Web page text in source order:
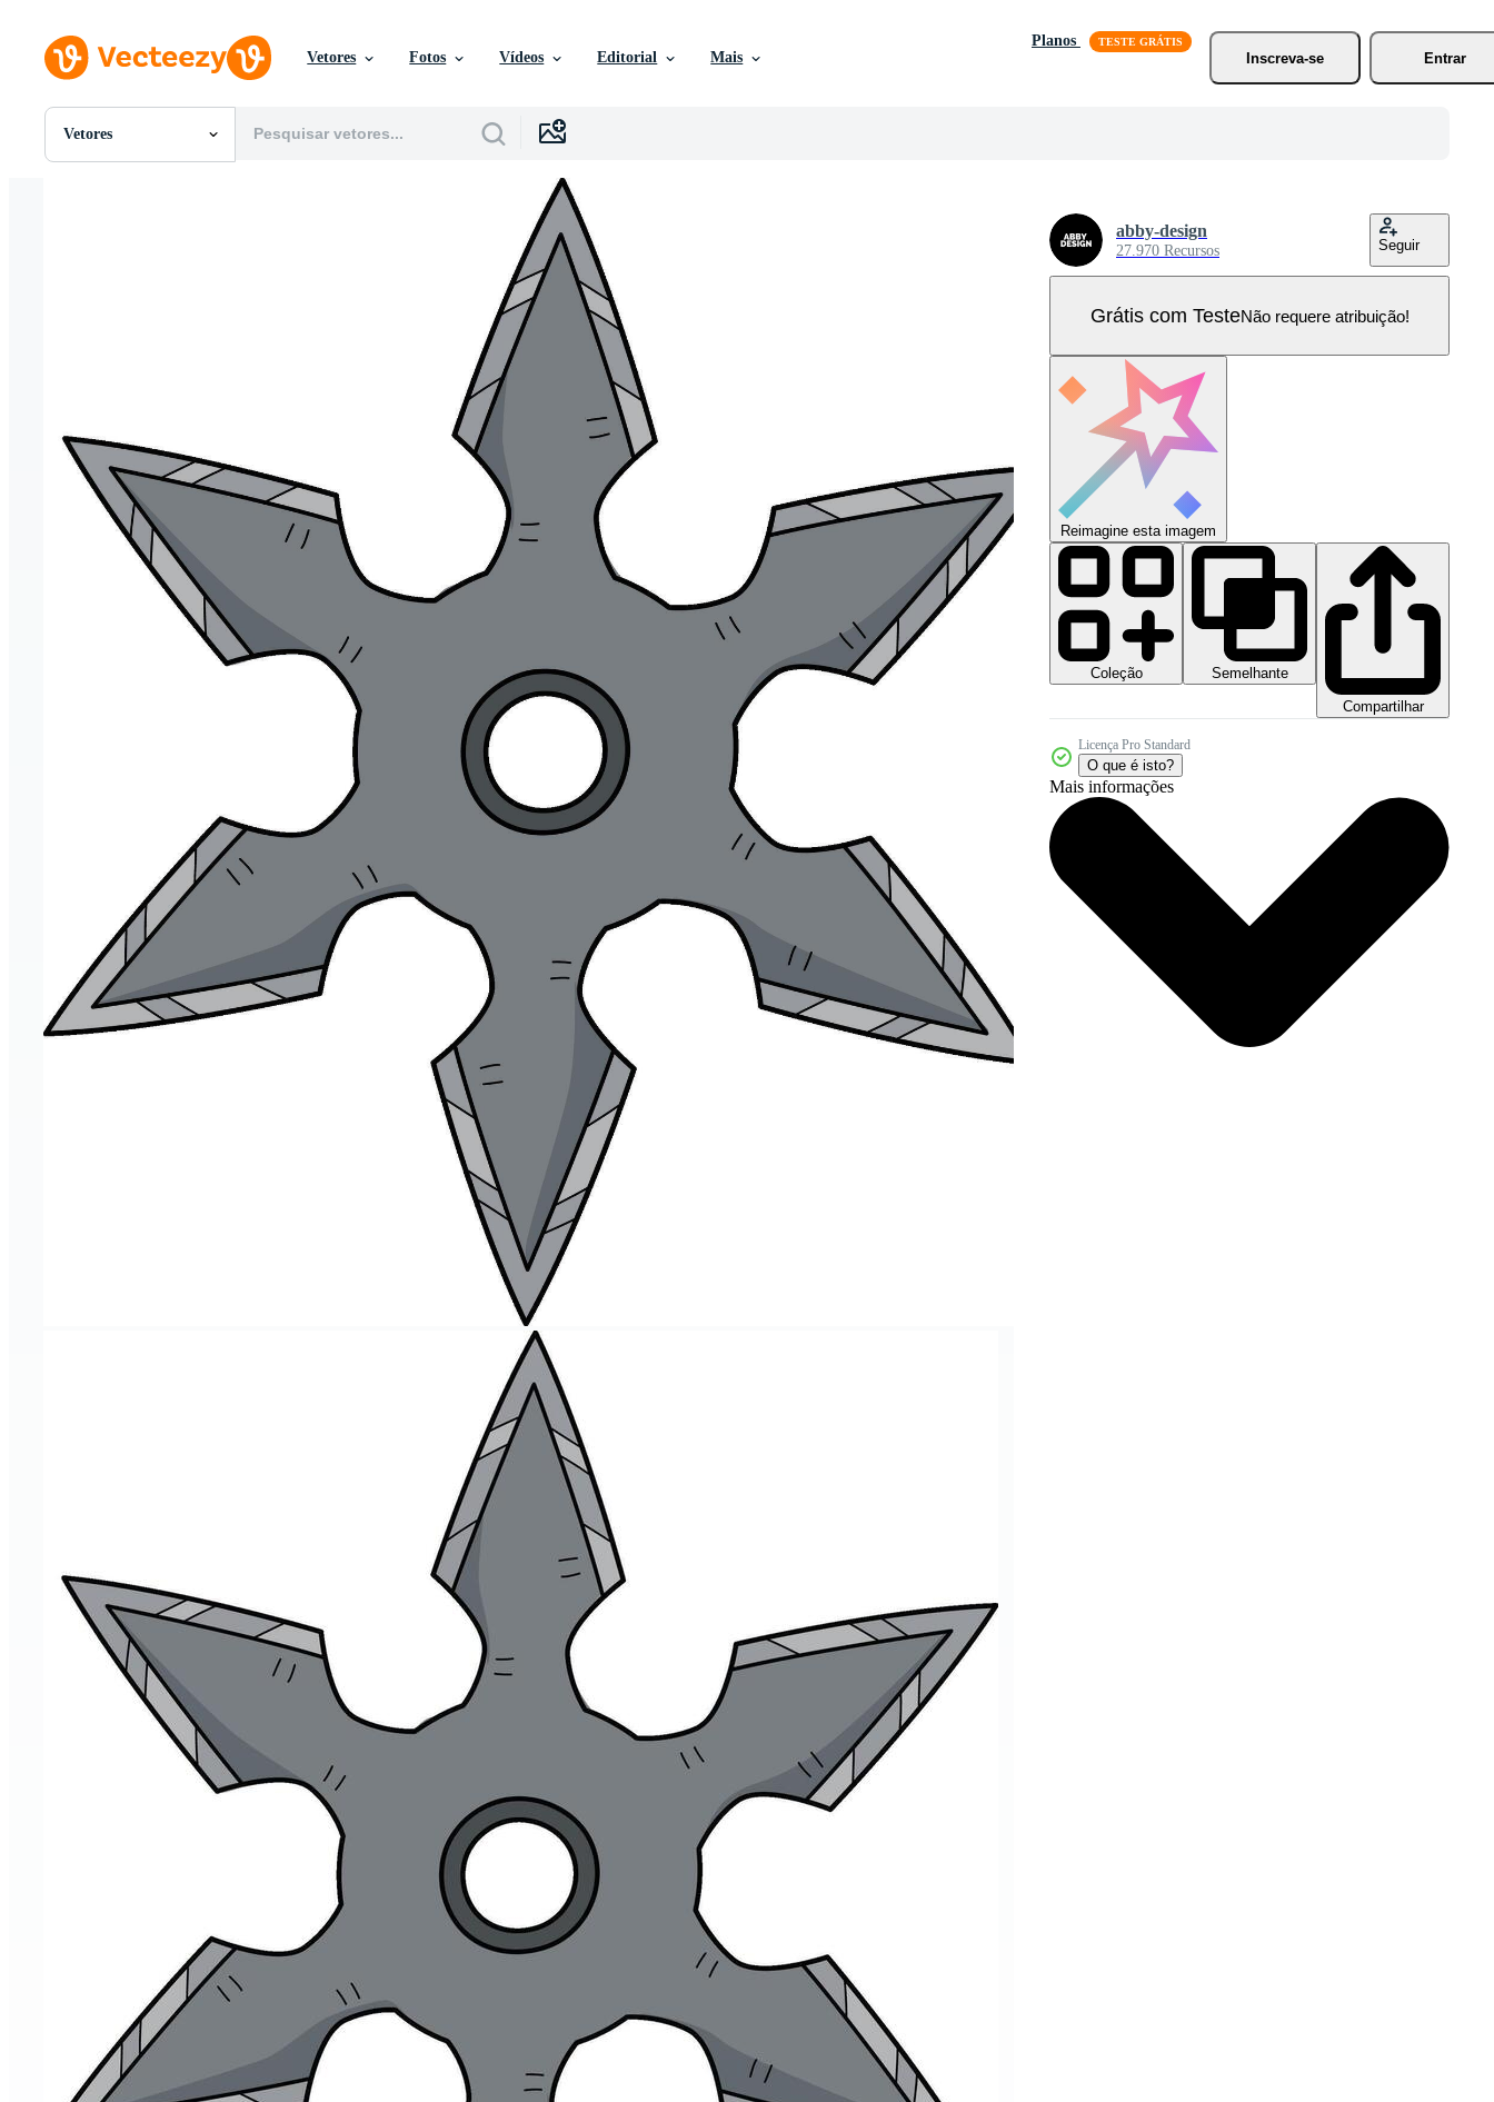
Vetores Fotos Vídeos Editorial Mais
Planos
Inscreva-se
Entrar
Vetores
Todas Imagens
abby-design
27.970 Recursos Seguir
Grátis com TesteNão requere atribuição!
Reimagine esta imagem
Coleção
Semelhante
Compartilhar
Licença Pro Standard
O que é isto?
Mais informações